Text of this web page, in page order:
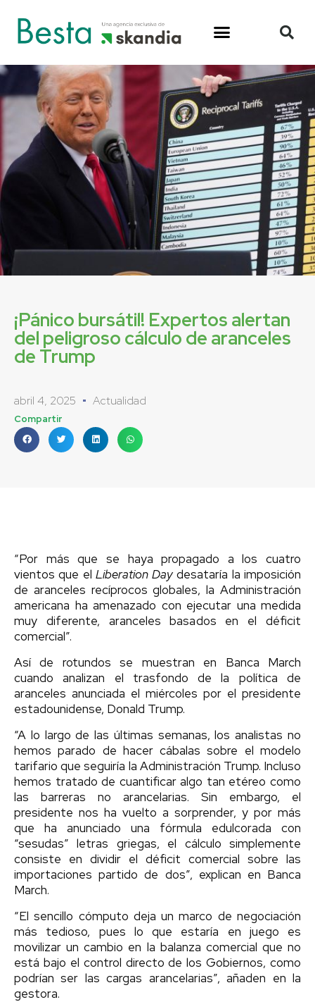
¡Pánico bursátil! Expertos alertan
del peligroso cálculo de aranceles
de Trump
abril 4, 2025 Actualidad
Compartir
“Por más que se haya propagado a los cuatro
vientos que el Liberation Daydesataría la imposición
de aranceles recíprocos globales, la Administración
americana ha amenazado con ejecutar una medida
muy diferente, aranceles basados en el déficit
comercial”.
Así de rotundos se muestran en Banca March
cuando analizan el trasfondo de la política de
aranceles anunciada el miércoles por el presidente
estadounidense, Donald Trump.
“A lo largo de las últimas semanas, los analistas no
hemos parado de hacer cábalas sobre el modelo
tarifario que seguiría la Administración Trump. Incluso
hemos tratado de cuantificar algo tan etéreo como
las barreras no arancelarias. Sin embargo, el
presidente nos ha vuelto a sorprender, y por más
que ha anunciado una fórmula edulcorada con
“sesudas” letras griegas, el cálculo simplemente
consiste en dividir el déficit comercial sobre las
importaciones partido de dos”, explican en Banca
March.
“El sencillo cómputo deja un marco de negociación
más tedioso, pues lo que estaría en juego es
movilizar un cambio en la balanza comercial que no
está bajo el control directo de los Gobiernos, como
podrían ser las cargas arancelarias”, añaden en la
gestora.